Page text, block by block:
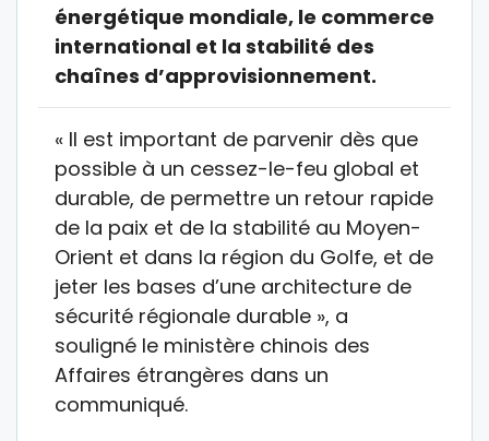
énergétique mondiale, le commerce
international et la stabilité des
chaînes d’approvisionnement.
« Il est important de parvenir dès que
possible à un cessez-le-feu global et
durable, de permettre un retour rapide
de la paix et de la stabilité au Moyen-
Orient et dans la région du Golfe, et de
jeter les bases d’une architecture de
sécurité régionale durable », a
souligné le ministère chinois des
Affaires étrangères dans un
communiqué.